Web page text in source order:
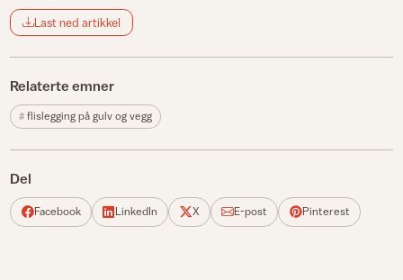
Last ned artikkel
Relaterte emner
flislegging på gulv og vegg
Del
Facebook LinkedIn X E-post Pinterest